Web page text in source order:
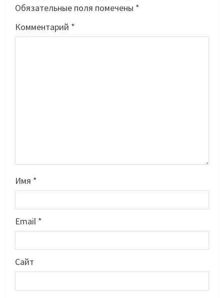
Обязательные поля помечены *
Комментарий *
Имя *
Email *
Сайт
Махмұд пен Сәкен: Азия